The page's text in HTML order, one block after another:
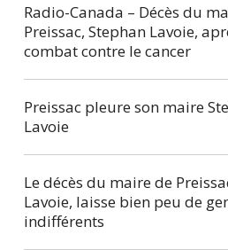
Radio-Canada – Décès du
Preissac, Stephan Lavoie,
combat contre le cancer
Preissac pleure son maire
Lavoie
Le décès du maire de
Lavoie, laisse bien peu de
indifférents